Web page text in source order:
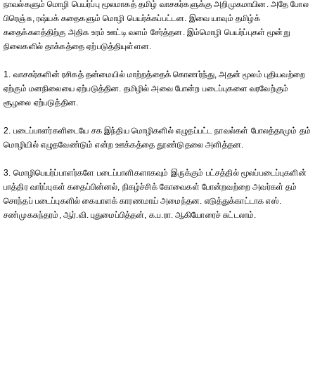
நாவல்களும் மொழி பெயர்ப்பு மூலமாகத் தமிழ் வாசகர்களுக்கு அறிமுகமாயின. அதே போல
பிரெஞ்சு, ரஷ்யக் கதைகளும் மொழி பெயர்க்கப்பட்டன. இவை யாவும் தமிழ்க்
கதைக்களத்திற்கு அதிக உரம் ஊட்டி வளம் சேர்த்தன. இம்மொழி பெயர்ப்புகள் மூன்று
நிலைகளில் தாக்கத்தை ஏற்படுத்தியுள்ளன.
1. வாசகர்களின் ரசிகத் தன்மையில் மாற்றத்தைக் கொணர்ந்து, அதன் மூலம் புதியவற்றை
ஏற்கும் மனநிலையை ஏற்படுத்தின. தமிழில் அவை போன்ற படைப்புகளை வரவேற்கும்
சூழலை ஏற்படுத்தின.
2. படைப்பாளர்களிடையே சக இந்திய மொழிகளில் எழுதப்பட்ட நாவல்கள் போலத்தாமும் தம்
மொழியில் எழுதவேண்டும் என்ற ஊக்கத்தை தூண்டுதலை அளித்தன.
3. மொழிபெயர்ப்பாளர்களே படைப்பாளிகளாகவும் இருக்கும் பட்சத்தில் மூலப்படைப்புகளின்
பாத்திர வார்ப்புகள் கதைப்பின்னல், நிகழ்ச்சிக் கோவைகள் போன்றவற்றை அவர்கள் தம்
சொந்தப் படைப்புகளில் கையாளக் காரணமாய் அமைந்தன. எடுத்துக்காட்டாக எஸ்.
சண்முகசுந்தரம், ஆர்.வி. புதுமைப்பித்தன், க.ப.ரா. ஆகியோரைச் சுட்டலாம்.